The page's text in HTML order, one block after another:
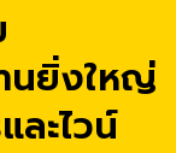
นยิ่งใหญ่
ละไวน์